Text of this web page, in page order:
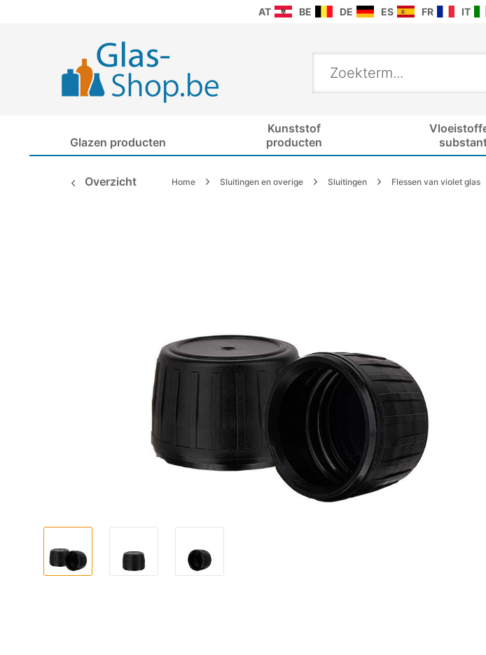
AT BE DE ES FR IT
Glazen producten
Kunststof
producten
Overzicht Home Sluitingen en overige Sluitingen Flessen van violet glas